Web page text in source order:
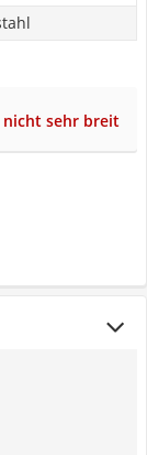
sehr breit